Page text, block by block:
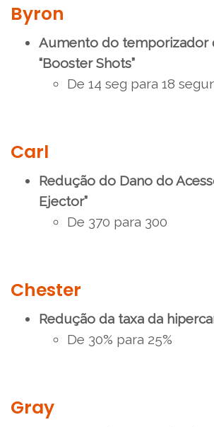
Byron
Aumento do temporizador
“Booster Shots”
De 14 seg para 18
Carl
Redução do Dano do
Ejector”
De 370 para 300
Chester
Redução da taxa da
De 30% para 25%
Gray